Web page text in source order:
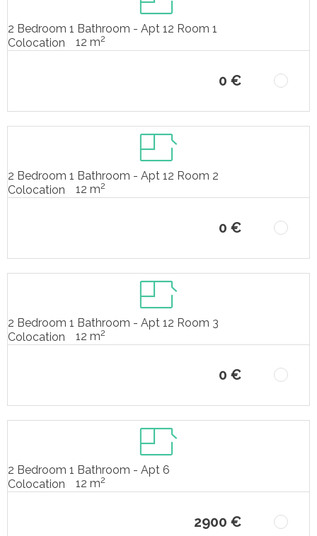
2 Bedroom 1 Bathroom - Apt 12 Room 1
Colocation
12 m2
0 €
2 Bedroom 1 Bathroom - Apt 12 Room 2
Colocation
12 m2
0 €
2 Bedroom 1 Bathroom - Apt 12 Room 3
Colocation
12 m2
0 €
2 Bedroom 1 Bathroom - Apt 6
Colocation
12 m2
2900 €